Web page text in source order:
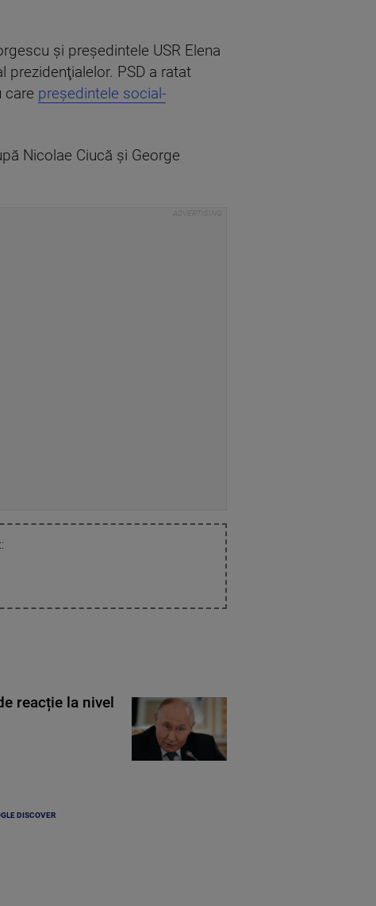
şi președintele USR Elena
prezidenţialelor. PSD a ratat
care președintele social-
Nicolae Ciucă și George
reacție la nivel
DISCOVER